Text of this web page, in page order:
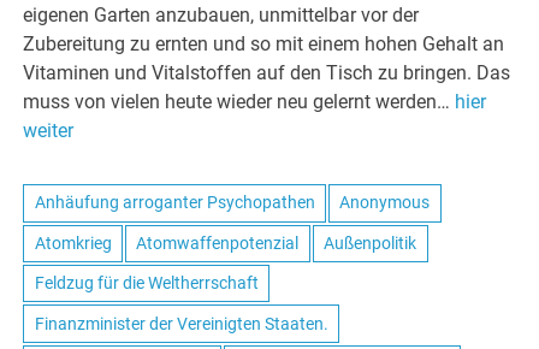
eigenen Garten anzubauen, unmittelbar vor der
Zubereitung zu ernten und so mit einem hohen Gehalt an
Vitaminen und Vitalstoffen auf den Tisch zu bringen. Das
muss von vielen heute wieder neu gelernt werden… hier
weiter
Anhäufung arroganter Psychopathen Anonymous​
Atomkrieg Atomwaffenpotenzial Außenpolitik
Feldzug für die Weltherrschaft
Finanzminister der Vereinigten Staaten.